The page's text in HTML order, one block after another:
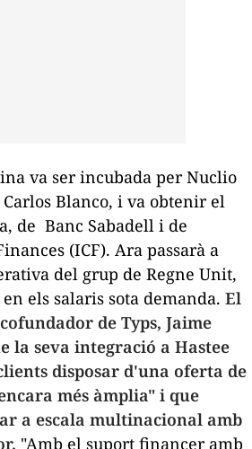
va ser incubada per Nuclio
Blanco, i va obtenir el
de Banc Sabadell i de
(ICF). Ara passarà a
del grup de Regne Unit,
els salaris sota demanda. El
de Typs, Jaime
la seva integració a Hastee
disposar d'una oferta de
més àmplia" i que
a escala multinacional amb
"Amb el suport financer amb